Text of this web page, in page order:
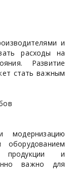
и
расходы на
Развитие
стать важным
модернизацию
продукции и
важно для